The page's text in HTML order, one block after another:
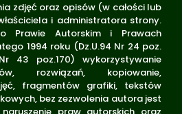
zdjęć oraz opisów (w całości lub
i administratora strony.
Prawie Autorskim i Prawach
1994 roku (Dz.U.94 Nr 24 poz.
43 poz.170) wykorzystywanie
rozwiązań, kopiowanie,
fragmentów grafiki, tekstów
bez zezwolenia autora jest